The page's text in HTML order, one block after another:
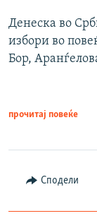
Денеска во
избори во
Бор,
прочитај повеќе
Сподели